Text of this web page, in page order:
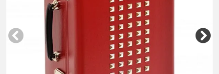
容量から探す
泊数から探す
価格 円